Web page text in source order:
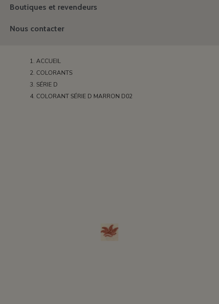
Boutiques et revendeurs
Nous contacter
ACCUEIL
COLORANTS
SÉRIE D
COLORANT SÉRIE D MARRON D02